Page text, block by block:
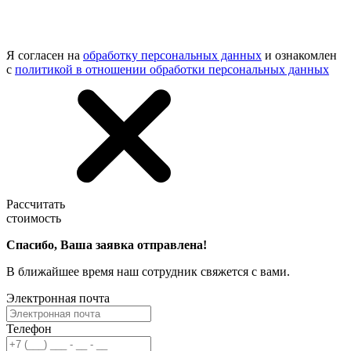
Я согласен на обработку персональных данных и ознакомлен
с политикой в отношении обработки персональных данных
Рассчитать
стоимость
Спасибо, Ваша заявка отправлена!
В ближайшее время наш сотрудник свяжется с вами.
Электронная почта
Телефон